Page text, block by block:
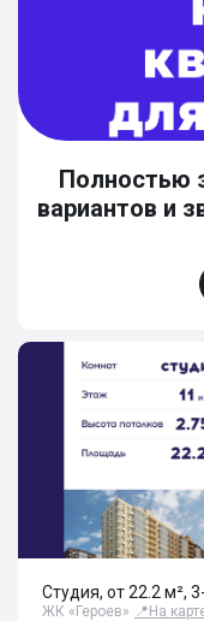
Полностью
вариантов и
Студия, от 22.2 м²,
ЖК «Героев» 📍 На